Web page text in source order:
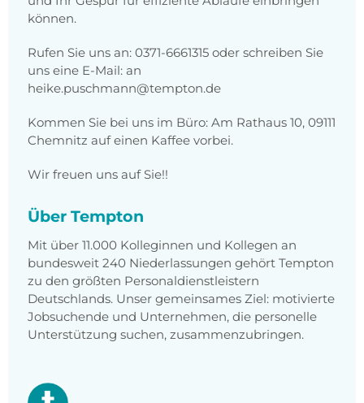
können.
Rufen Sie uns an: 0371-6661315 oder schreiben Sie
uns eine E-Mail: an
heike.puschmann@tempton.de
Kommen Sie bei uns im Büro: Am Rathaus 10, 09111
Chemnitz auf einen Kaffee vorbei.
Wir freuen uns auf Sie!!
Über Tempton
Mit über 11.000 Kolleginnen und Kollegen an
bundesweit 240 Niederlassungen gehört Tempton
zu den größten Personaldienstleistern
Deutschlands. Unser gemeinsames Ziel: motivierte
Jobsuchende und Unternehmen, die personelle
Unterstützung suchen, zusammenzubringen.